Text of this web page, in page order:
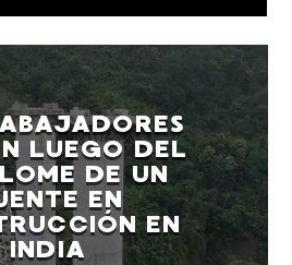
LUEGO DEL
DE UN
EN
EN
INDIA